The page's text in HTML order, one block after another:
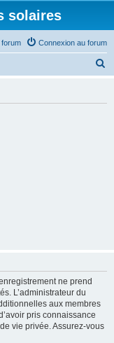
solaires
Connexion au forum
forum
ne prend
L’administrateur du
aux membres
pris connaissance
vie privée. Assurez-vous